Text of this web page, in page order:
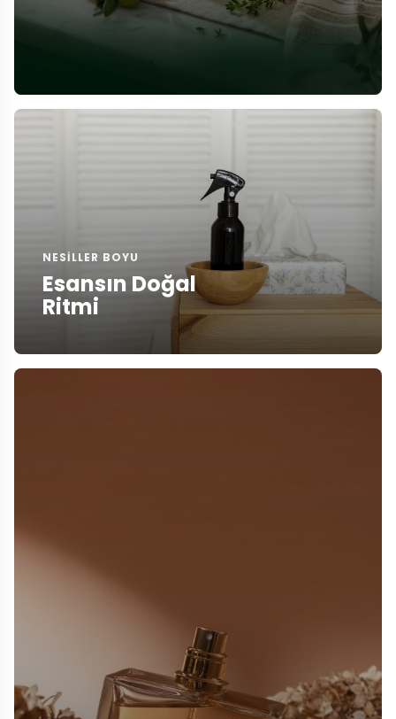
NESILLER BOYU
Esansın Doğal
Ritmi